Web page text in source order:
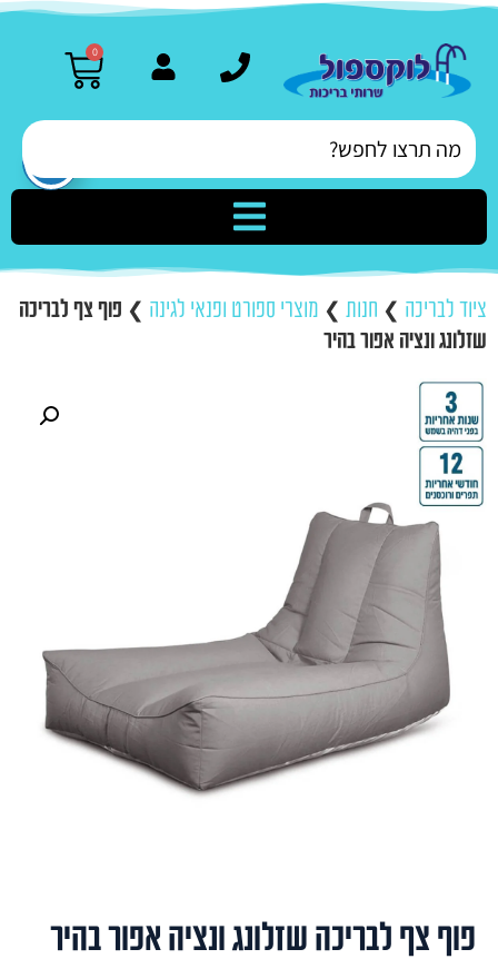
0
ציוד לבריכה ❯ חנות ❯ מוצרי ספורט ופנאי לגינה ❯ פוף צף לבריכה
שזלונג ונציה אפור בהיר
פוף צף לבריכה שזלונג ונציה אפור בהיר